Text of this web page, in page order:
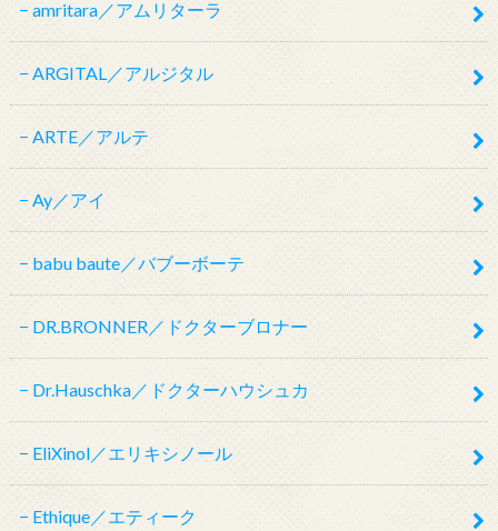
amritara／アムリターラ
ARGITAL／アルジタル
ARTE／アルテ
Ay／アイ
babu baute／バブーボーテ
DR.BRONNER／ドクターブロナー
Dr.Hauschka／ドクターハウシュカ
EliXinol／エリキシノール
Ethique／エティーク